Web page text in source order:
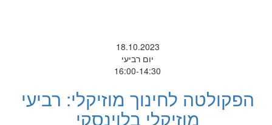
18.10.2023
יום רביעי
16:00-14:30
הפקולטה לחינוך מוזיקלי: רביעי
מוזיקלי בלוינסקי